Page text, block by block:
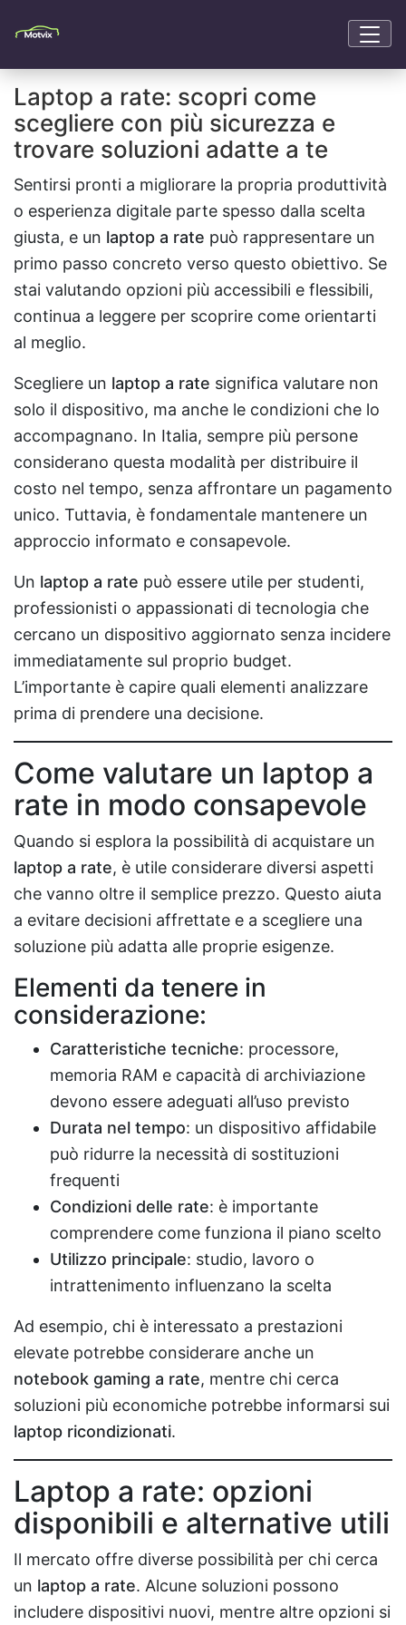
Laptop a rate: scopri come
scegliere con più sicurezza e
trovare soluzioni adatte a te
Sentirsi pronti a migliorare la propria produttività
o esperienza digitale parte spesso dalla scelta
giusta, e un laptop a rate può rappresentare un
primo passo concreto verso questo obiettivo. Se
stai valutando opzioni più accessibili e flessibili,
continua a leggere per scoprire come orientarti
al meglio.
Scegliere un laptop a rate significa valutare non
solo il dispositivo, ma anche le condizioni che lo
accompagnano. In Italia, sempre più persone
considerano questa modalità per distribuire il
costo nel tempo, senza affrontare un pagamento
unico. Tuttavia, è fondamentale mantenere un
approccio informato e consapevole.
Un laptop a rate può essere utile per studenti,
professionisti o appassionati di tecnologia che
cercano un dispositivo aggiornato senza incidere
immediatamente sul proprio budget.
L’importante è capire quali elementi analizzare
prima di prendere una decisione.
Come valutare un laptop a
rate in modo consapevole
Quando si esplora la possibilità di acquistare un
laptop a rate, è utile considerare diversi aspetti
che vanno oltre il semplice prezzo. Questo aiuta
a evitare decisioni affrettate e a scegliere una
soluzione più adatta alle proprie esigenze.
Elementi da tenere in
considerazione:
Caratteristiche tecniche: processore,
memoria RAM e capacità di archiviazione
devono essere adeguati all’uso previsto
Durata nel tempo: un dispositivo affidabile
può ridurre la necessità di sostituzioni
frequenti
Condizioni delle rate: è importante
comprendere come funziona il piano scelto
Utilizzo principale: studio, lavoro o
intrattenimento influenzano la scelta
Ad esempio, chi è interessato a prestazioni
elevate potrebbe considerare anche un
notebook gaming a rate, mentre chi cerca
soluzioni più economiche potrebbe informarsi sui
laptop ricondizionati.
Laptop a rate: opzioni
disponibili e alternative utili
Il mercato offre diverse possibilità per chi cerca
un laptop a rate. Alcune soluzioni possono
includere dispositivi nuovi, mentre altre opzioni si